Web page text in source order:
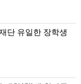
단 유일한 장학생